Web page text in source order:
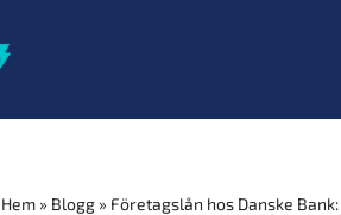
Hem» Blogg» Företagslån hos Danske